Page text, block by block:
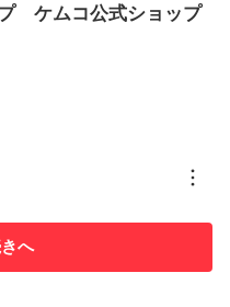
プ ケムコ公式ショップ
へ